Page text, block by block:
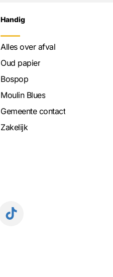
Handig
Alles over afval
Oud papier
Bospop
Moulin Blues
Gemeente contact
Zakelijk